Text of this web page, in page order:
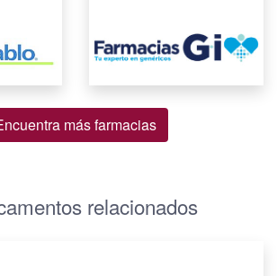
más farmacias
relacionados